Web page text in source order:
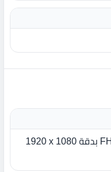
14.0 بوصة FHD IPS WLED-backlit بدقة ‎1920 x 1080